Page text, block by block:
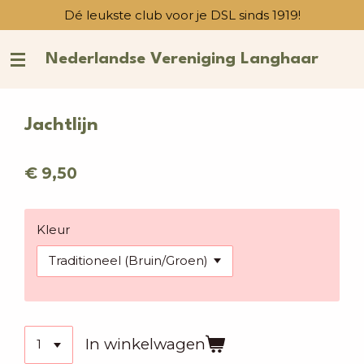
direct
naar
de
Dé leukste club voor je DSL sinds 1919!
Nederlandse Vereniging Langhaar
Jachtlijn
€ 9,50
Kleur
In winkelwagen